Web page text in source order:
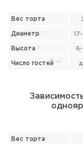
Вес торта
Диаметр *
Высота * 6-
Число гостей **
Вес торта